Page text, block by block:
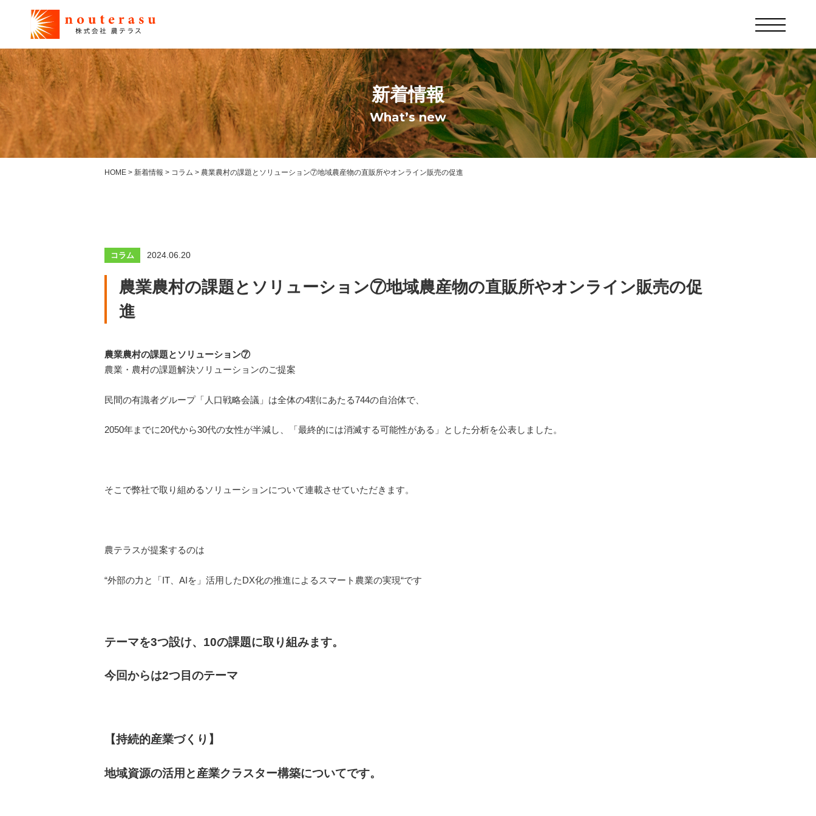
新着情報
What’s new
HOME > 新着情報 > コラム > 農業農村の課題とソリューション⑦地域農産物の直販所やオンライン販売の促進
コラム 2024.06.20
農業農村の課題とソリューション⑦地域農産物の直販所やオンライン販売の促
進
農業農村の課題とソリューション⑦
農業・農村の課題解決ソリューションのご提案
民間の有識者グループ「人口戦略会議」は全体の4割にあたる744の自治体で、
2050年までに20代から30代の女性が半減し、「最終的には消滅する可能性がある」とした分析を公表しました。
そこで弊社で取り組めるソリューションについて連載させていただきます。
農テラスが提案するのは
“外部の力と「IT、AIを」活用したDX化の推進によるスマート農業の実現“です
テーマを3つ設け、10の課題に取り組みます。
今回からは2つ目のテーマ
【持続的産業づくり】
地域資源の活用と産業クラスター構築についてです。